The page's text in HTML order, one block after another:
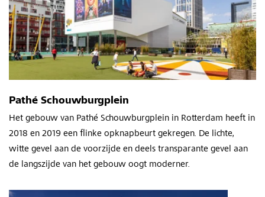
Pathé Schouwburgplein
Het gebouw van Pathé Schouwburgplein in Rotterdam heeft in
2018 en 2019 een flinke opknapbeurt gekregen. De lichte,
witte gevel aan de voorzijde en deels transparante gevel aan
de langszijde van het gebouw oogt moderner.